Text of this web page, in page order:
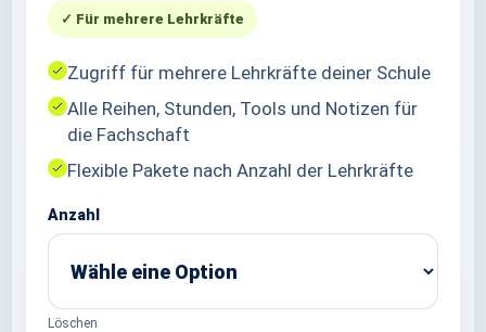
✓ Für mehrere Lehrkräfte
Zugriff für mehrere Lehrkräfte deiner Schule
Alle Reihen, Stunden, Tools und Notizen für
die Fachschaft
Flexible Pakete nach Anzahl der Lehrkräfte
Anzahl
Löschen